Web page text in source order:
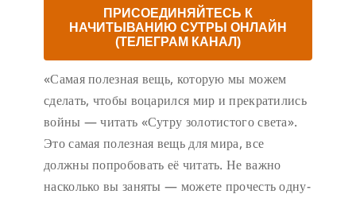
ПРИСОЕДИНЯЙТЕСЬ К
НАЧИТЫВАНИЮ СУТРЫ ОНЛАЙН
(ТЕЛЕГРАМ КАНАЛ)
«Самая полезная вещь, которую мы можем
сделать, чтобы воцарился мир и прекратились
войны — читать «Сутру золотистого света».
Это самая полезная вещь для мира, все
должны попробовать её читать. Не важно
насколько вы заняты — можете прочесть одну-